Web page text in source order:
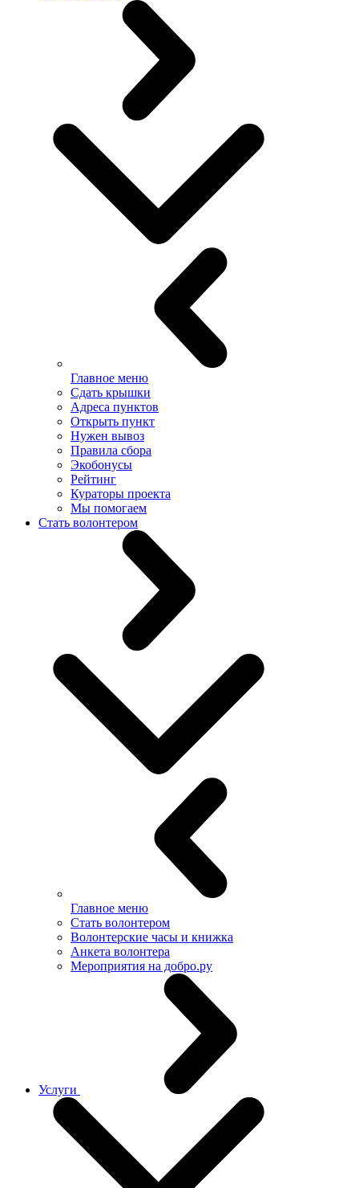
Главное меню
Сдать крышки
Адреса пунктов
Открыть пункт
Нужен вывоз
Правила сбора
Экобонусы
Рейтинг
Кураторы проекта
Мы помогаем
Стать волонтером
Главное меню
Стать волонтером
Волонтерские часы и книжка
Анкета волонтера
Мероприятия на добро.ру
Услуги